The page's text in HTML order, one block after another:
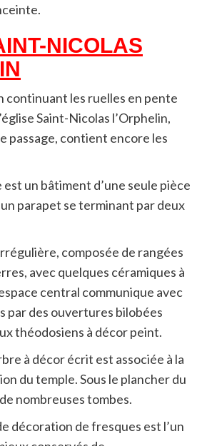
NICOLAS
continuant les ruelles en pente
Saint-Nicolas l’Orphelin,
passage, contient encore les
est un bâtiment d’une seule pièce
parapet se terminant par deux
composée de rangées
avec quelques céramiques à
central communique avec
par des ouvertures bilobées
théodosiens à décor peint.
à décor écrit est associée à la
du temple. Sous le plancher du
nombreuses tombes.
décoration de fresques est l’un